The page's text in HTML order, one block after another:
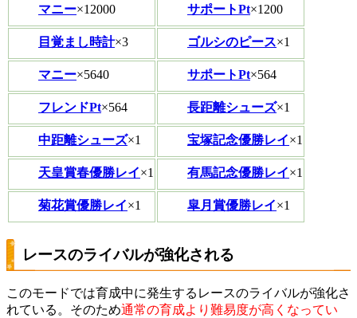
マニー×12000 サポートPt×1200
目覚まし時計×3 ゴルシのピース×1
マニー×5640 サポートPt×564
フレンドPt×564 長距離シューズ×1
中距離シューズ×1 宝塚記念優勝レイ×1
天皇賞春優勝レイ×1 有馬記念優勝レイ×1
菊花賞優勝レイ×1 皐月賞優勝レイ×1
レースのライバルが強化される
このモードでは育成中に発生するレースのライバルが強化さ
れている。そのため通常の育成より難易度が高くなってい